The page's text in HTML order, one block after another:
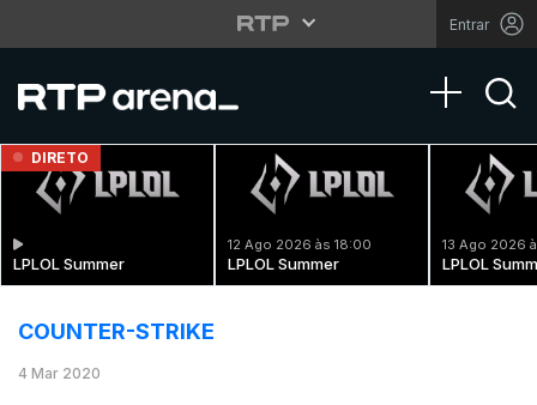
Entrar
Toggle
DIRETO
LPLOL Summer
12 Ago 2026 às 18:00
LPLOL Summer
13 Ago 2026
LPLOL
COUNTER-STRIKE
4 Mar 2020